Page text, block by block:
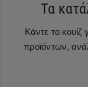
Τα
Κάντε το κουίζ
προϊόντων,